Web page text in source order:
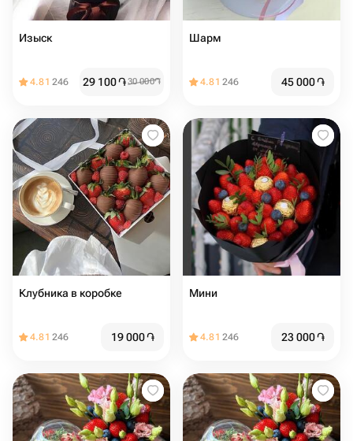
Изыск
4.81 246 29 100֏30 000֏
Шарм
4.81 246 45 000֏
Клубника в коробке
4.81 246 19 000֏
Мини
4.81 246 23 000֏